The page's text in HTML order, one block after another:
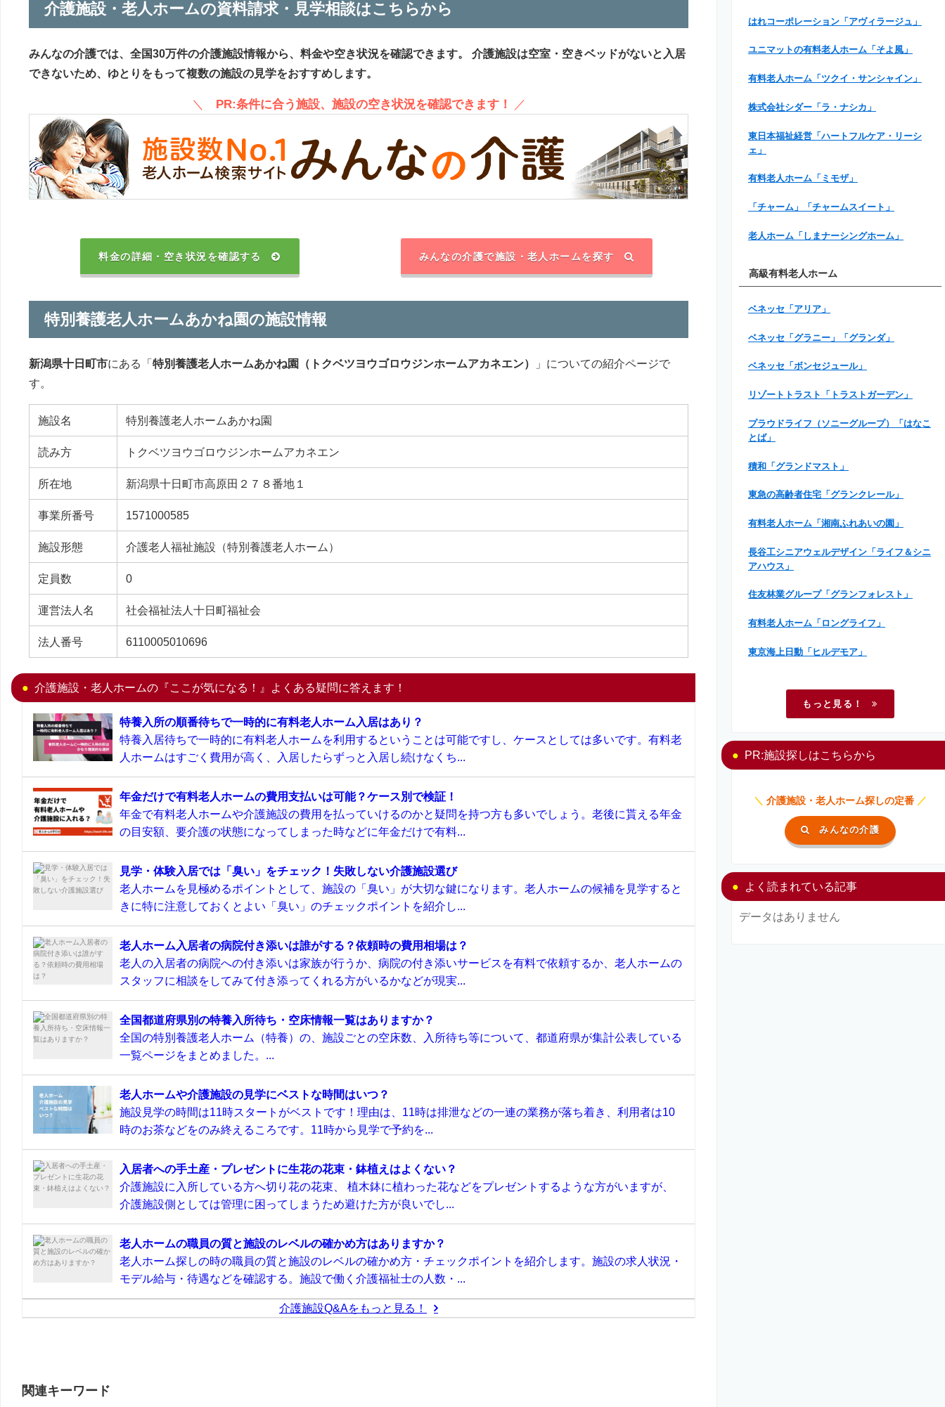
介護施設・老人ホームの資料請求・見学相談はこちらから
みんなの介護では、全国30万件の介護施設情報から、料金や空き状況を確認できます。
介護施設は空室・空きベッドがないと入居
できないため、ゆとりをもって複数の施設の見学をおすすめします。
＼ PR:条件に合う施設、施設の空き状況を確認できます！ ／
料金の詳細・空き状況を確認する みんなの介護で施設・老人ホームを探す
特別養護老人ホームあかね園の施設情報
新潟県十日町市にある「 特別養護老人ホームあかね園（トクベツヨウゴロウジンホームアカネエン）
」についての紹介ページで
す。
施設名 特別養護老人ホームあかね園
読み方 トクベツヨウゴロウジンホームアカネエン
所在地 新潟県十日町市高原田２７８番地１
事業所番号 1571000585
施設形態 介護老人福祉施設（特別養護老人ホーム）
定員数 0
運営法人名 社会福祉法人十日町福祉会
法人番号 6110005010696
介護施設・老人ホームの『ここが気になる！』よくある疑問に答えます！
特養入所の順番待ちで一時的に有料老人ホーム入居はあり？
特養入居待ちで一時的に有料老人ホームを利用するということは可能ですし、ケースとしては多いです。有料老
人ホームはすごく費用が高く、入居したらずっと入居し続けなくち...
年金だけで有料老人ホームの費用支払いは可能？ケース別で検証！
年金で有料老人ホームや介護施設の費用を払っていけるのかと疑問を持つ方も多いでしょう。老後に貰える年金
の目安額、要介護の状態になってしまった時などに年金だけで有料...
見学・体験入居では「臭い」をチェック！失敗しない介護施設選び
老人ホームを見極めるポイントとして、施設の「臭い」が大切な鍵になります。老人ホームの候補を見学すると
きに特に注意しておくとよい「臭い」のチェックポイントを紹介し...
老人ホーム入居者の病院付き添いは誰がする？依頼時の費用相場は？
老人の入居者の病院への付き添いは家族が行うか、病院の付き添いサービスを有料で依頼するか、老人ホームの
スタッフに相談をしてみて付き添ってくれる方がいるかなどが現実...
全国都道府県別の特養入所待ち・空床情報一覧はありますか？
全国の特別養護老人ホーム（特養）の、施設ごとの空床数、入所待ち等について、都道府県が集計公表している
一覧ページをまとめました。...
老人ホームや介護施設の見学にベストな時間はいつ？
施設見学の時間は11時スタートがベストです！理由は、11時は排泄などの一連の業務が落ち着き、利用者は10
時のお茶などをのみ終えるころです。11時から見学で予約を...
入居者への手土産・プレゼントに生花の花束・鉢植えはよくない？
介護施設に入所している方へ切り花の花束、 植木鉢に植わった花などをプレゼントするような方がいますが、
介護施設側としては管理に困ってしまうため避けた方が良いでし...
老人ホームの職員の質と施設のレベルの確かめ方はありますか？
老人ホーム探しの時の職員の質と施設のレベルの確かめ方・チェックポイントを紹介します。施設の求人状況・
モデル給与・待遇などを確認する。施設で働く介護福祉士の人数・...
介護施設Q&Aをもっと見る！
関連キーワード
はれコーポレーション「アヴィラージュ」
ユニマットの有料老人ホーム「そよ風」
有料老人ホーム「ツクイ・サンシャイン」
株式会社シダー「ラ・ナシカ」
東日本福祉経営「ハートフルケア・リーシ
ェ」
有料老人ホーム「ミモザ」
「チャーム」「チャームスイート」
老人ホーム「しまナーシングホーム」
高級有料老人ホーム
ベネッセ「アリア」
ベネッセ「グラニー」「グランダ」
ベネッセ「ボンセジュール」
リゾートトラスト「トラストガーデン」
プラウドライフ（ソニーグループ）「はなこ
とば」
積和「グランドマスト」
東急の高齢者住宅「グランクレール」
有料老人ホーム「湘南ふれあいの園」
長谷工シニアウェルデザイン「ライフ＆シニ
アハウス」
住友林業グループ「グランフォレスト」
有料老人ホーム「ロングライフ」
東京海上日動「ヒルデモア」
もっと見る！
PR:施設探しはこちらから
＼ 介護施設・老人ホーム探しの定番 ／
みんなの介護
よく読まれている記事
データはありません